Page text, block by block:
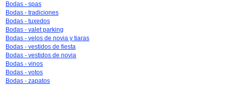
Bodas - spas
Bodas - tradiciones
Bodas - tuxedos
Bodas - valet parking
Bodas - velos de novia y tiaras
Bodas - vestidos de fiesta
Bodas - vestidos de novia
Bodas - vinos
Bodas - votos
Bodas - zapatos